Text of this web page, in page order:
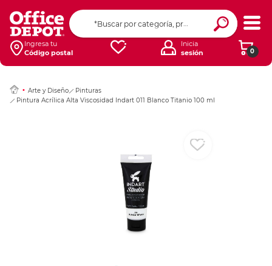
Ingresa tu
Código postal
0
Inicia
sesión
Arte y Diseño
Pinturas
Pintura Acrílica Alta Viscosidad Indart 011 Blanco Titanio 100 ml
Ingresar Codigo